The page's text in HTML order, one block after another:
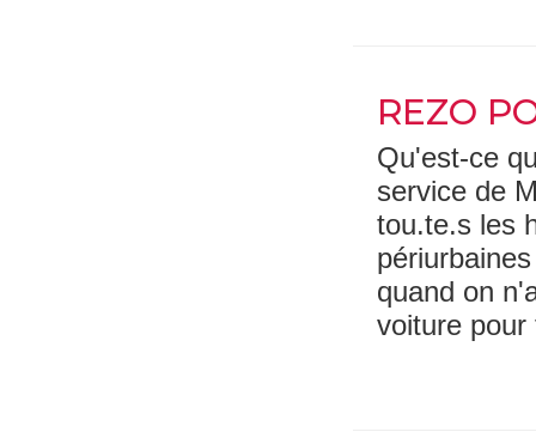
REZO
Qu'est-ce
service de
tou.te.s les
quand on
voiture